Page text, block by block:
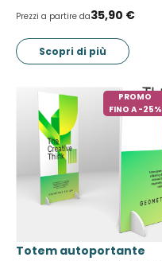
Prezzi a partire da35,90 €
Scopri di più
PROMO
FINO A -25%
Totem autoportante